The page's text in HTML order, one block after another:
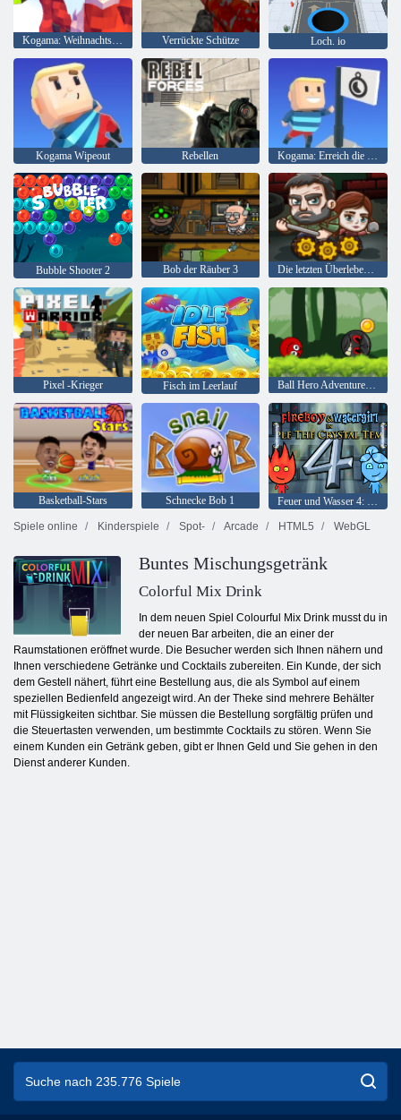
Verrückte Schütze Loch. io
Kogama Wipeout Rebellen
Bubble Shooter 2 Bob der Räuber 3 Die letzten Überlebenden
Pixel -Krieger Fisch im Leerlauf Ball Hero Adventure: Roter Schlagball
Basketball-Stars Schnecke Bob 1
Feuer und Wasser 4: Kristalltempel
Spiele online
Kinderspiele Spot- Arcade HTML5 WebGL
Buntes Mischungsgetränk
Colorful Mix Drink
In dem neuen Spiel Colourful Mix Drink musst du in
der neuen Bar arbeiten, die an einer der
Raumstationen eröffnet wurde. Die Besucher werden sich Ihnen nähern und
Ihnen verschiedene Getränke und Cocktails zubereiten. Ein Kunde, der sich
dem Gestell nähert, führt eine Bestellung aus, die als Symbol auf einem
speziellen Bedienfeld angezeigt wird. An der Theke sind mehrere Behälter
mit Flüssigkeiten sichtbar. Sie müssen die Bestellung sorgfältig prüfen und
die Steuertasten verwenden, um bestimmte Cocktails zu stören. Wenn Sie
einem Kunden ein Getränk geben, gibt er Ihnen Geld und Sie gehen in den
Dienst anderer Kunden.